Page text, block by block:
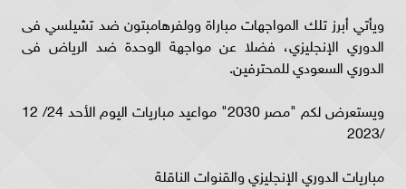
ويأتي أبرز تلك المواجهات مباراة وولفرهامبتون ضد تشيلسي فى
الدوري الإنجليزي، فضلا عن مواجهة الوحدة ضد الرياض فى
الدوري السعودي للمحترفين.
ويستعرض لكم "مصر 2030" مواعيد مباريات اليوم الأحد 24/ 12
/2023
مباريات الدوري الإنجليزي والقنوات الناقلة